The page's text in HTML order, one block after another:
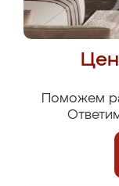
Поможем